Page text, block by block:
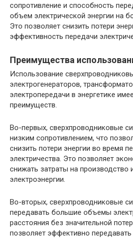
сопротивление и способность
объем электрической энергии на
Это позволяет снизить потери
эффективность передачи
Преимущества
Использование
электрогенераторов,
электропередачи в энергетике
преимуществ.
Во-первых, сверхпроводниковые
низким сопротивлением, что
снизить потери энергии во время
электричества. Это позволяет
снижать затраты на производство
электроэнергии.
Во-вторых, сверхпроводниковые
передавать большие объемы
расстояния без значительной
позволяет эффективно